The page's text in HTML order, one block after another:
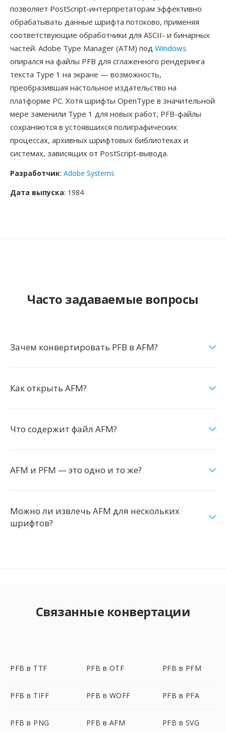
позволяет PostScript-интерпретаторам эффективно
обрабатывать данные шрифта потоково, применяя
соответствующие обработчики для ASCII- и бинарных
частей. Adobe Type Manager (ATM) под Windows
опирался на файлы PFB для сглаженного рендеринга
текста Type 1 на экране — возможность,
преобразившая настольное издательство на
платформе PC. Хотя шрифты OpenType в значительной
мере заменили Type 1 для новых работ, PFB-файлы
сохраняются в устоявшихся полиграфических
процессах, архивных шрифтовых библиотеках и
системах, зависящих от PostScript-вывода.
Разработчик: Adobe Systems
Дата выпуска: 1984
Часто задаваемые вопросы
Зачем конвертировать PFB в AFM?
Как открыть AFM?
Что содержит файл AFM?
AFM и PFM — это одно и то же?
Можно ли извлечь AFM для нескольких
шрифтов?
Связанные конвертации
PFB в TTF PFB в OTF PFB в PFM
PFB в TIFF PFB в WOFF PFB в PFA
PFB в PNG PFB в AFM PFB в SVG